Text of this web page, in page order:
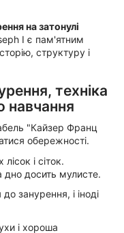
на затонулі
I є пам'ятним
структуру і
техніка
навчання
"Кайзер Франц
обережності.
і сіток.
дно досить мулисте.
занурення, і іноді
і хороша